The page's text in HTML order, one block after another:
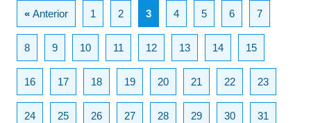
«Anterior 1 2 3 4 5 6 7
8 9 10 11 12 13 14 15
16 17 18 19 20 21 22 23
24 25 26 27 28 29 30 31